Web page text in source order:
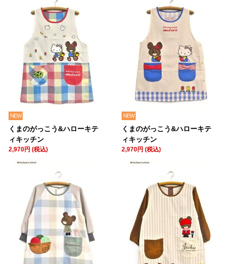
NEW
くまのがっこう&ハローキテ
ィキッチン
2,970円 (税込)
NEW
くまのがっこう&ハローキテ
ィキッチン
2,970円 (税込)